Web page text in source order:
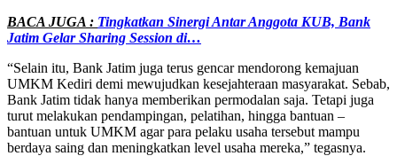
BACA JUGA : Tingkatkan Sinergi Antar Anggota KUB, Bank
Jatim Gelar Sharing Session di…
“Selain itu, Bank Jatim juga terus gencar mendorong kemajuan
UMKM Kediri demi mewujudkan kesejahteraan masyarakat. Sebab,
Bank Jatim tidak hanya memberikan permodalan saja. Tetapi juga
turut melakukan pendampingan, pelatihan, hingga bantuan –
bantuan untuk UMKM agar para pelaku usaha tersebut mampu
berdaya saing dan meningkatkan level usaha mereka,” tegasnya.